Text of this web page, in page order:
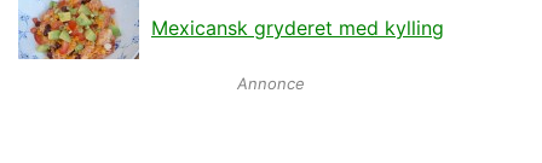
Mexicansk gryderet med kylling
Annonce